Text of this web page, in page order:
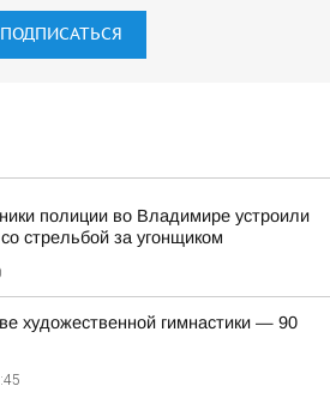
ПОДПИСАТЬСЯ
полиции во Владимире устроили
стрельбой за угонщиком
художественной гимнастики — 90